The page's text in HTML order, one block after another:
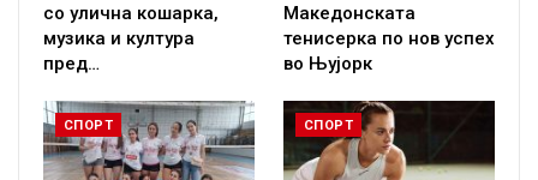
со улична кошарка,
музика и култура
пред…
Македонската
тенисерка по нов успех
во Њујорк
СПОРТ СПОРТ